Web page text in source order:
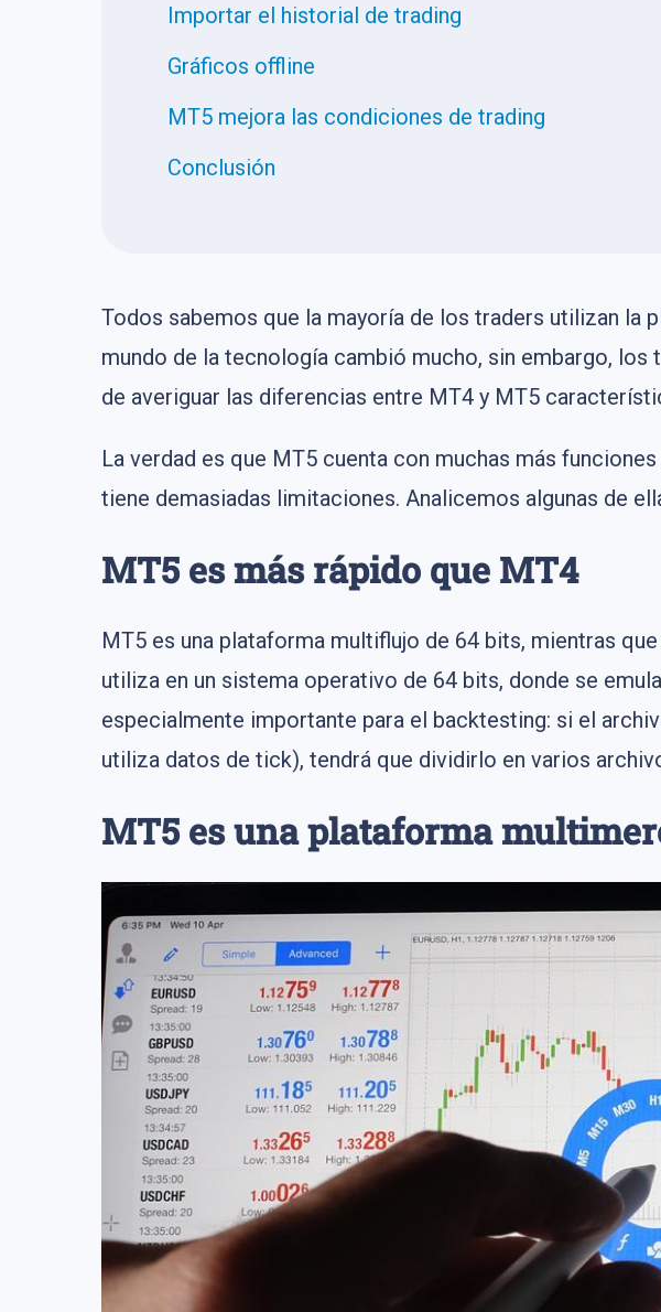
Importar el historial de trading
Gráficos offline
MT5 mejora las condiciones de trading
Conclusión
Todos sabemos que la mayoría de los traders utilizan la
mundo de la tecnología cambió mucho, sin embargo, los
de averiguar las diferencias entre MT4 y MT5
La verdad es que MT5 cuenta con muchas más
tiene demasiadas limitaciones. Analicemos algunas de
MT5 es más rápido que MT4
MT5 es una plataforma multiflujo de 64 bits, mientras
utiliza en un sistema operativo de 64 bits, donde se
especialmente importante para el backtesting: si el
utiliza datos de tick), tendrá que dividirlo en varios
MT5 es una plataforma